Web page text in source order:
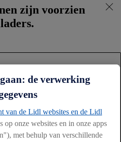
zijn voorzien
1, 8448 CT Heerenveen
1 6678 PJ Oosterhout (GLD)
1358 CB Almere
16, 6002 NL Weert
de verwerking
van de Lidl websites en de Lidl
op onze websites en in onze apps
met behulp van verschillende